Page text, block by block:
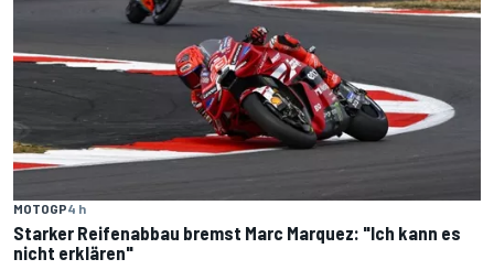
MOTOGP4 h
Starker Reifenabbau bremst Marc Marquez: "Ich kann es
nicht erklären"